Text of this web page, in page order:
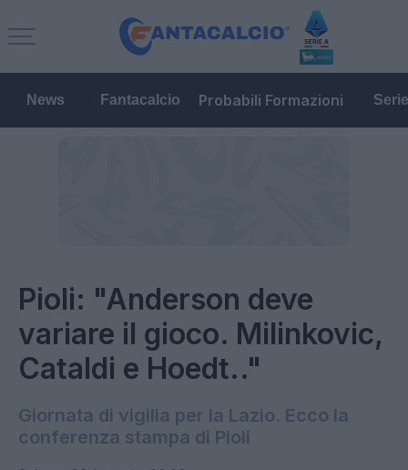
News Fantacalcio Probabili Formazioni
Pioli: "Anderson deve
variare il gioco. Milinkovic,
Cataldi e Hoedt.."
Giornata di vigilia per la Lazio. Ecco la
conferenza stampa di Pioli